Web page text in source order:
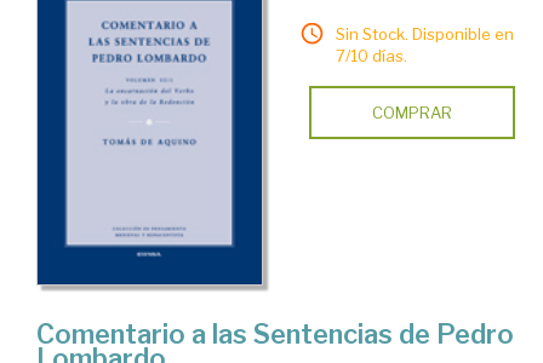
Sin Stock. Disponible en
7/10 días.
COMPRAR
Comentario a las Sentencias de Pedro